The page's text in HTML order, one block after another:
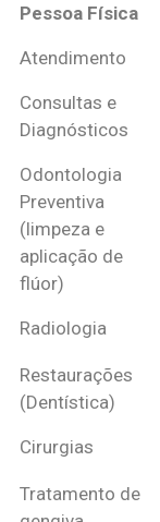
Pessoa Física
Coberturas
Pessoa Física
Atendimento
Consultas e
Diagnósticos
Odontologia
Preventiva
(limpeza e
aplicação de
flúor)
Radiologia
Restaurações
(Dentística)
Cirurgias
Tratamento de